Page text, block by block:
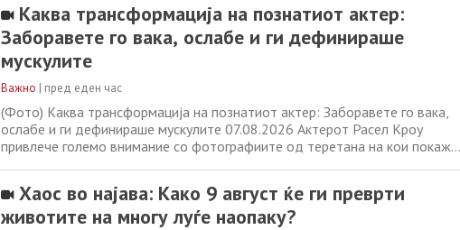
последните незадоволни гости
Каква трансформација на познатиот актер:
Заборавете го вака, ослабе и ги дефинираше
мускулите
Важно | пред еден час
(Фото) Каква трансформација на познатиот актер: Заборавете го вака,
ослабе и ги дефинираше мускулите 07.08.2026 Актерот Расел Кроу
привлече големо внимание со фотографиите од теретана на кои покажа
Дру Мекинтајр позираат,
Хаос во најава: Како 9 август ќе ги преврти
животите на многу луѓе наопаку?